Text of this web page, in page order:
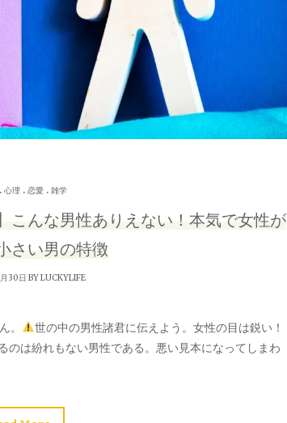
心理 . 恋愛. 雑学
こんな男性ありえない！本気で女性が
さい男の特徴
30日 BYLUCKYLIFE
。
世の中の男性諸君に伝えよう。女性の目は鋭い！
は紛れもない男性である。悪い見本になってしまわ